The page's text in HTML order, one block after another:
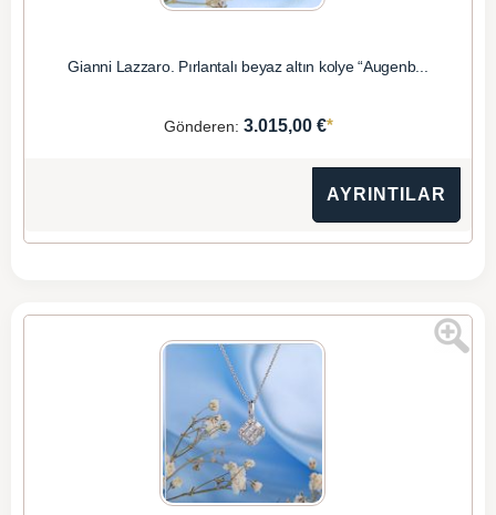
Gianni Lazzaro. Pırlantalı beyaz altın kolye “Augenb...
Gönderen: 3.015,00 €*
AYRINTILAR